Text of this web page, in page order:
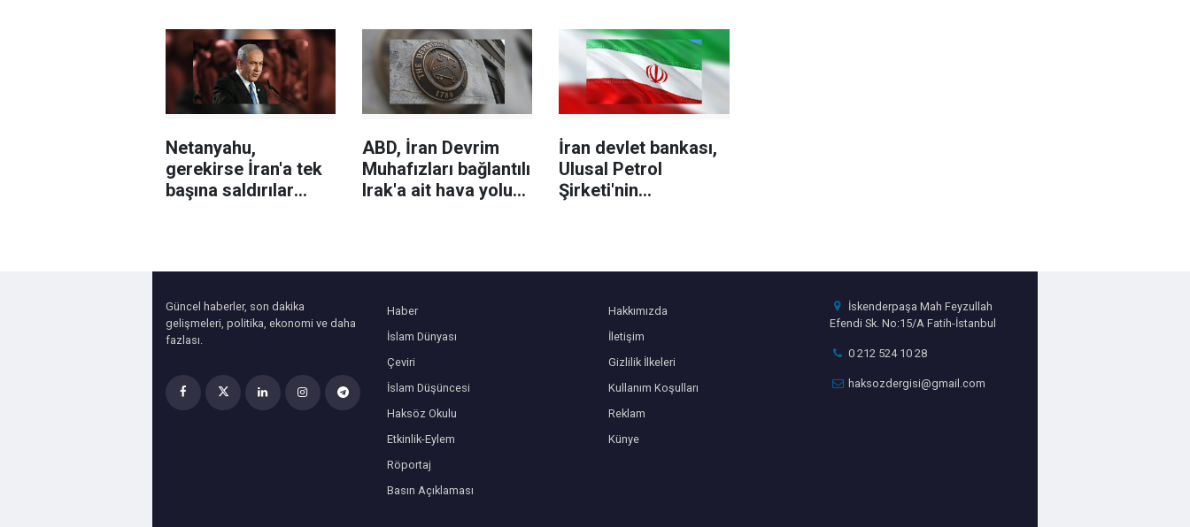
saldırılarını sürdürdü
Netanyahu,
gerekirse İran'a tek
başına saldırılar
ABD, İran Devrim
Muhafızları bağlantılı
Irak'a ait hava yolu
İran devlet bankası,
Ulusal Petrol
Şirketi'nin
Güncel haberler, son dakika
gelişmeleri, politika, ekonomi ve daha
fazlası.
Haber
İslam Dünyası
Çeviri
İslam Düşüncesi
Haksöz Okulu
Etkinlik-Eylem
Röportaj
Basın Açıklaması
Hakkımızda
İletişim
Gizlilik İlkeleri
Kullanım Koşulları
Reklam
Künye
İskenderpaşa Mah Feyzullah
Efendi Sk. No:15/A Fatih-İstanbul
0 212 524 10 28
haksozdergisi@gmail.com